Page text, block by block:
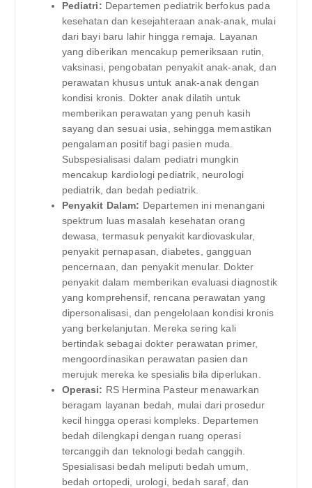
Pediatri: Departemen pediatrik berfokus pada
kesehatan dan kesejahteraan anak-anak, mulai
dari bayi baru lahir hingga remaja. Layanan
yang diberikan mencakup pemeriksaan rutin,
vaksinasi, pengobatan penyakit anak-anak, dan
perawatan khusus untuk anak-anak dengan
kondisi kronis. Dokter anak dilatih untuk
memberikan perawatan yang penuh kasih
sayang dan sesuai usia, sehingga memastikan
pengalaman positif bagi pasien muda.
Subspesialisasi dalam pediatri mungkin
mencakup kardiologi pediatrik, neurologi
pediatrik, dan bedah pediatrik.
Penyakit Dalam: Departemen ini menangani
spektrum luas masalah kesehatan orang
dewasa, termasuk penyakit kardiovaskular,
penyakit pernapasan, diabetes, gangguan
pencernaan, dan penyakit menular. Dokter
penyakit dalam memberikan evaluasi diagnostik
yang komprehensif, rencana perawatan yang
dipersonalisasi, dan pengelolaan kondisi kronis
yang berkelanjutan. Mereka sering kali
bertindak sebagai dokter perawatan primer,
mengoordinasikan perawatan pasien dan
merujuk mereka ke spesialis bila diperlukan.
Operasi: RS Hermina Pasteur menawarkan
beragam layanan bedah, mulai dari prosedur
kecil hingga operasi kompleks. Departemen
bedah dilengkapi dengan ruang operasi
tercanggih dan teknologi bedah canggih.
Spesialisasi bedah meliputi bedah umum,
bedah ortopedi, urologi, bedah saraf, dan